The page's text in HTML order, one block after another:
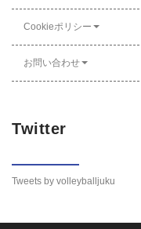
Cookieポリシー
お問い合わせ
Twitter
Tweets by volleyballjuku